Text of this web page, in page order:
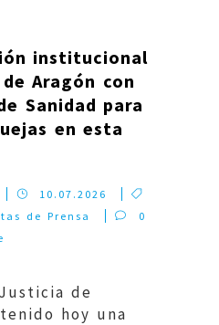
institucional
Aragón con
Sanidad para
en esta
10.07.2026
de Prensa
0
de
hoy una